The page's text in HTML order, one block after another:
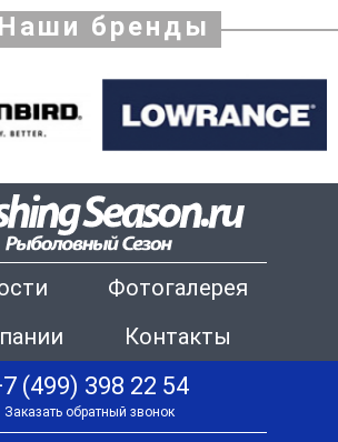
Наши бренды
Фотогалерея
Контакты
(499) 398 22 54
Заказать обратный звонок